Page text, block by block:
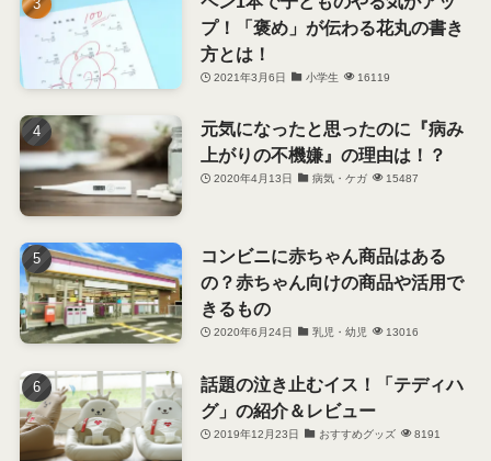
プ！「褒め」が伝わる花丸の書き
方とは！
2021年3月6日 小学生 16119
元気になったと思ったのに『病み
上がりの不機嫌』の理由は！？
2020年4月13日 病気・ケガ 15487
コンビニに赤ちゃん商品はある
の？赤ちゃん向けの商品や活用で
きるもの
2020年6月24日 乳児・幼児 13016
話題の泣き止むイス！「テディハ
グ」の紹介＆レビュー
2019年12月23日 おすすめグッズ 8191